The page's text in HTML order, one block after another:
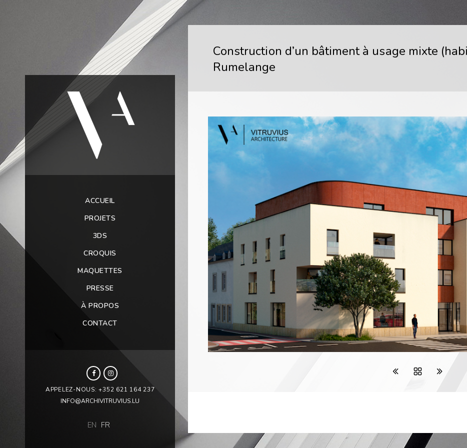
ACCUEIL
PROJETS
3DS
CROQUIS
MAQUETTES
PRESSE
À PROPOS
CONTACT
APPELEZ-NOUS: +352 621 164 237
INFO@ARCHIVITRUVIUS.LU
EN FR
Construction d’un bâtiment à usage mixte
Rumelange